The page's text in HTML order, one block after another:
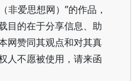
非爱思想网）”的作品，
目的在于分享信息、助
网赞同其观点和对其真
人不愿被使用，请来函